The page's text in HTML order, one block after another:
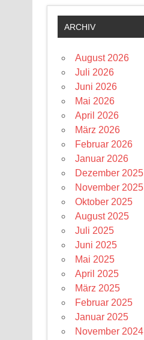
ARCHIV
August 2026
Juli 2026
Juni 2026
Mai 2026
April 2026
März 2026
Februar 2026
Januar 2026
Dezember 2025
November 2025
Oktober 2025
August 2025
Juli 2025
Juni 2025
Mai 2025
April 2025
März 2025
Februar 2025
Januar 2025
November 2024